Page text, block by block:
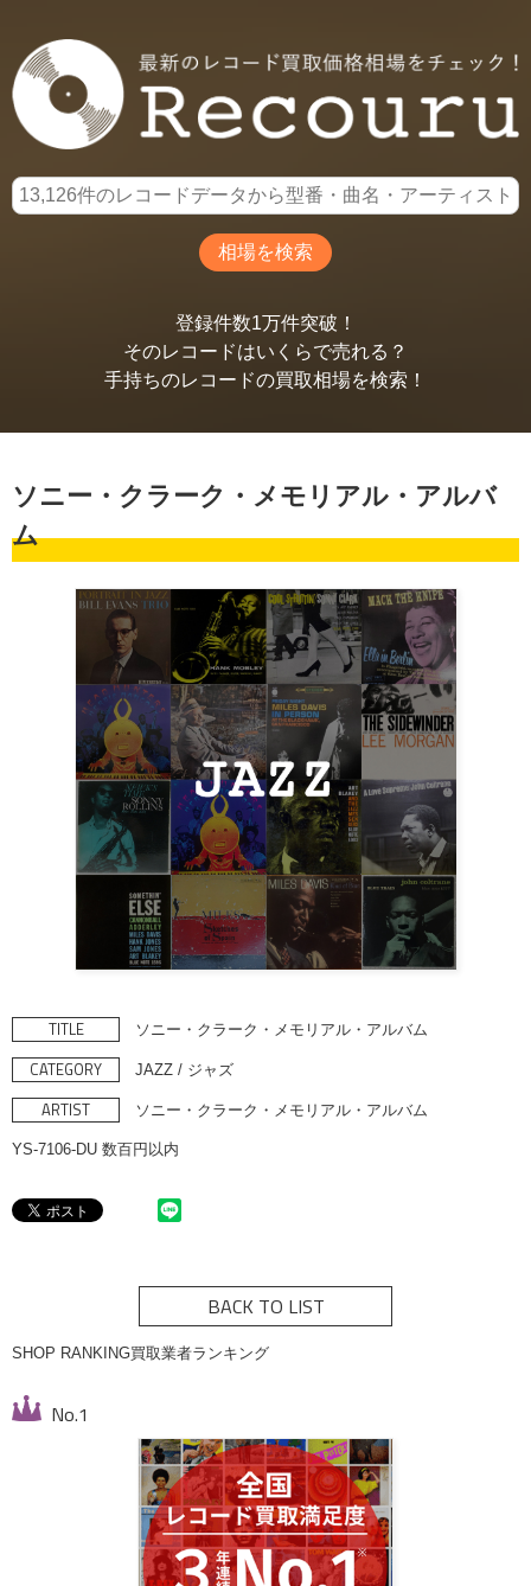
登録件数1万件突破！
そのレコードはいくらで売れる？
手持ちのレコードの買取相場を検索！
ソニー・クラーク・メモリアル・アルバ
ム
TITLE ソニー・クラーク・メモリアル・アルバム
CATEGORY JAZZ / ジャズ
ARTIST ソニー・クラーク・メモリアル・アルバム
YS-7106-DU 数百円以内
BACK TO LIST
SHOP RANKING買取業者ランキング